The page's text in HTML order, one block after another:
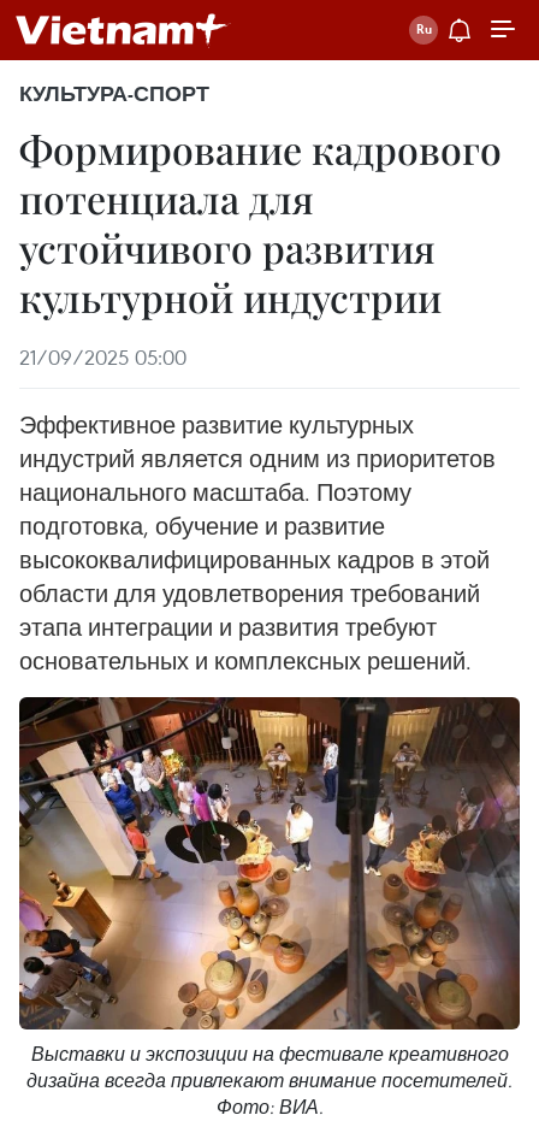
КУЛЬТУРА-СПОРТ
Формирование кадрового
потенциала для
устойчивого развития
культурной индустрии
21/09/2025 05:00
Эффективное развитие культурных
индустрий является одним из приоритетов
национального масштаба. Поэтому
подготовка, обучение и развитие
высококвалифицированных кадров в этой
области для удовлетворения требований
этапа интеграции и развития требуют
основательных и комплексных решений.
Выставки и экспозиции на фестивале креативного
дизайна всегда привлекают внимание посетителей.
Фото: ВИА.